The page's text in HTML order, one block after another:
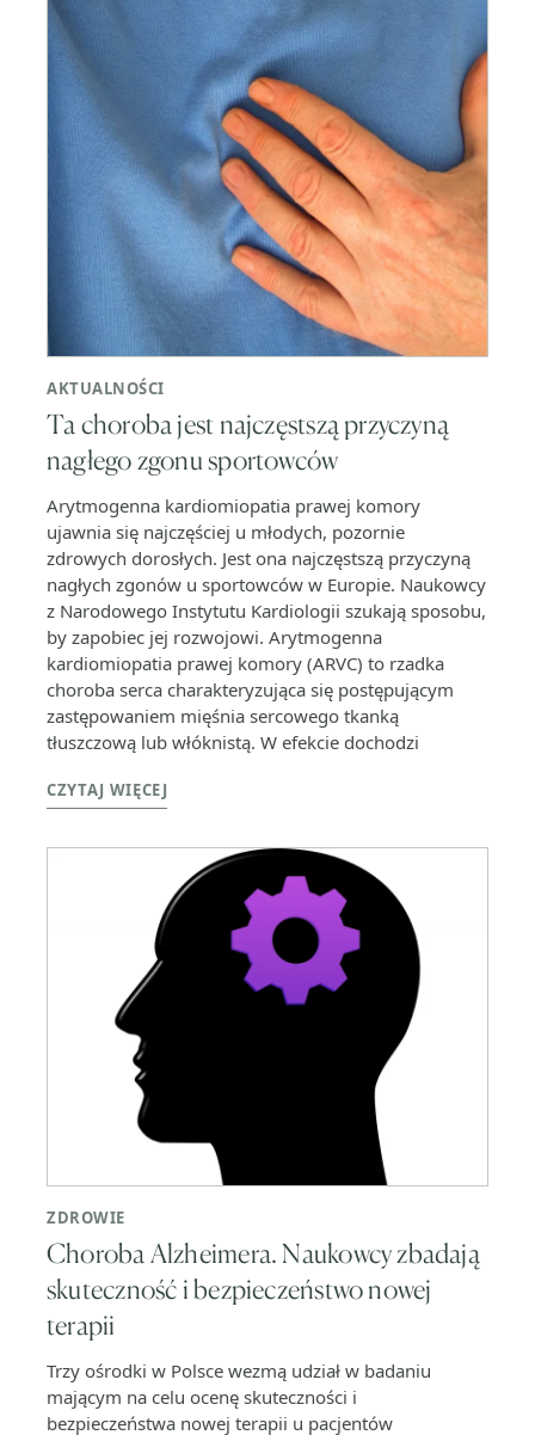
AKTUALNOŚCI
Ta choroba jest najczęstszą przyczyną
nagłego zgonu sportowców
Arytmogenna kardiomiopatia prawej komory
ujawnia się najczęściej u młodych, pozornie
zdrowych dorosłych. Jest ona najczęstszą przyczyną
nagłych zgonów u sportowców w Europie. Naukowcy
z Narodowego Instytutu Kardiologii szukają sposobu,
by zapobiec jej rozwojowi. Arytmogenna
kardiomiopatia prawej komory (ARVC) to rzadka
choroba serca charakteryzująca się postępującym
zastępowaniem mięśnia sercowego tkanką
tłuszczową lub włóknistą. W efekcie dochodzi
CZYTAJ WIĘCEJ
ZDROWIE
Choroba Alzheimera. Naukowcy zbadają
skuteczność i bezpieczeństwo nowej
terapii
Trzy ośrodki w Polsce wezmą udział w badaniu
mającym na celu ocenę skuteczności i
bezpieczeństwa nowej terapii u pacjentów